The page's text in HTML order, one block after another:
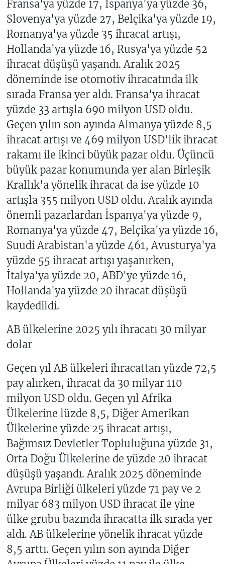
Fransa'ya yüzde 17, İspanya'ya yüzde 36,
Slovenya'ya yüzde 27, Belçika'ya yüzde 19,
Romanya'ya yüzde 35 ihracat artışı,
Hollanda'ya yüzde 16, Rusya'ya yüzde 52
ihracat düşüşü yaşandı. Aralık 2025
döneminde ise otomotiv ihracatında ilk
sırada Fransa yer aldı. Fransa'ya ihracat
yüzde 33 artışla 690 milyon USD oldu.
Geçen yılın son ayında Almanya yüzde 8,5
ihracat artışı ve 469 milyon USD'lik ihracat
rakamı ile ikinci büyük pazar oldu. Üçüncü
büyük pazar konumunda yer alan Birleşik
Krallık'a yönelik ihracat da ise yüzde 10
artışla 355 milyon USD oldu. Aralık ayında
önemli pazarlardan İspanya'ya yüzde 9,
Romanya'ya yüzde 47, Belçika'ya yüzde 16,
Suudi Arabistan'a yüzde 461, Avusturya'ya
yüzde 55 ihracat artışı yaşanırken,
İtalya'ya yüzde 20, ABD'ye yüzde 16,
Hollanda'ya yüzde 20 ihracat düşüşü
kaydedildi.
AB ülkelerine 2025 yılı ihracatı 30 milyar
dolar
Geçen yıl AB ülkeleri ihracattan yüzde 72,5
pay alırken, ihracat da 30 milyar 110
milyon USD oldu. Geçen yıl Afrika
Ülkelerine lüzde 8,5, Diğer Amerikan
Ülkelerine yüzde 25 ihracat artışı,
Bağımsız Devletler Topluluğuna yüzde 31,
Orta Doğu Ülkelerine de yüzde 20 ihracat
düşüşü yaşandı. Aralık 2025 döneminde
Avrupa Birliği ülkeleri yüzde 71 pay ve 2
milyar 683 milyon USD ihracat ile yine
ülke grubu bazında ihracatta ilk sırada yer
aldı. AB ülkelerine yönelik ihracat yüzde
8,5 arttı. Geçen yılın son ayında Diğer